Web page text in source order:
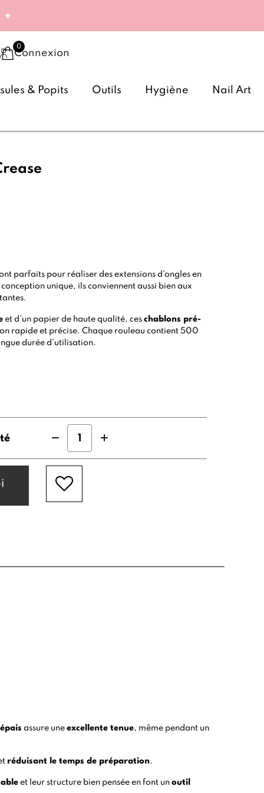
☀️
Connexion
& Popits Outils Hygiène Nail Art
parfaits pour réaliser des extensions d’ongles en
unique, ils conviennent aussi bien aux
et d’un papier de haute qualité, ceschablons pré-
rapide et précise. Chaque rouleau contient 500
durée d’utilisation.
assure uneexcellente tenue, même pendant un
réduisant le temps de préparation.
et leur structure bien pensée en font unoutil